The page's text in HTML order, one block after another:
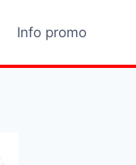
Info promo